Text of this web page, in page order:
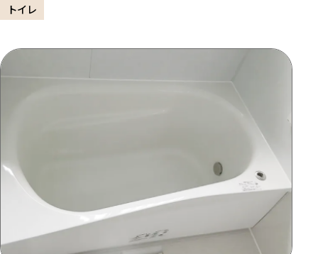
トイレ